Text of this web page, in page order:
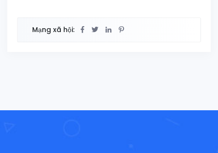
Mạng xã hội: